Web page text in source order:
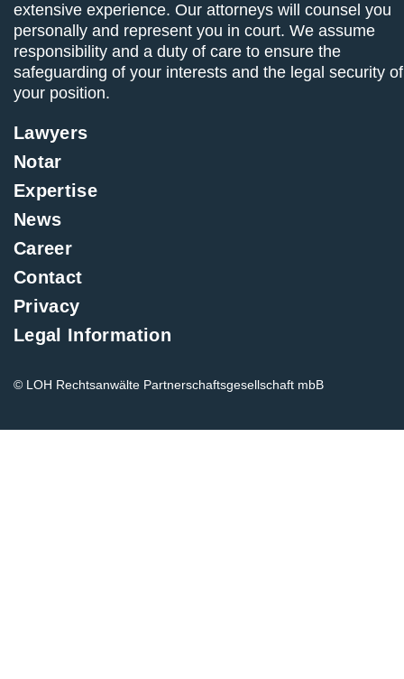
extensive experience. Our attorneys will counsel you
personally and represent you in court. We assume
responsibility and a duty of care to ensure the
safeguarding of your interests and the legal security of
your position.
Lawyers
Notar
Expertise
News
Career
Contact
Privacy
Legal Information
© LOH Rechtsanwälte Partnerschaftsgesellschaft mbB